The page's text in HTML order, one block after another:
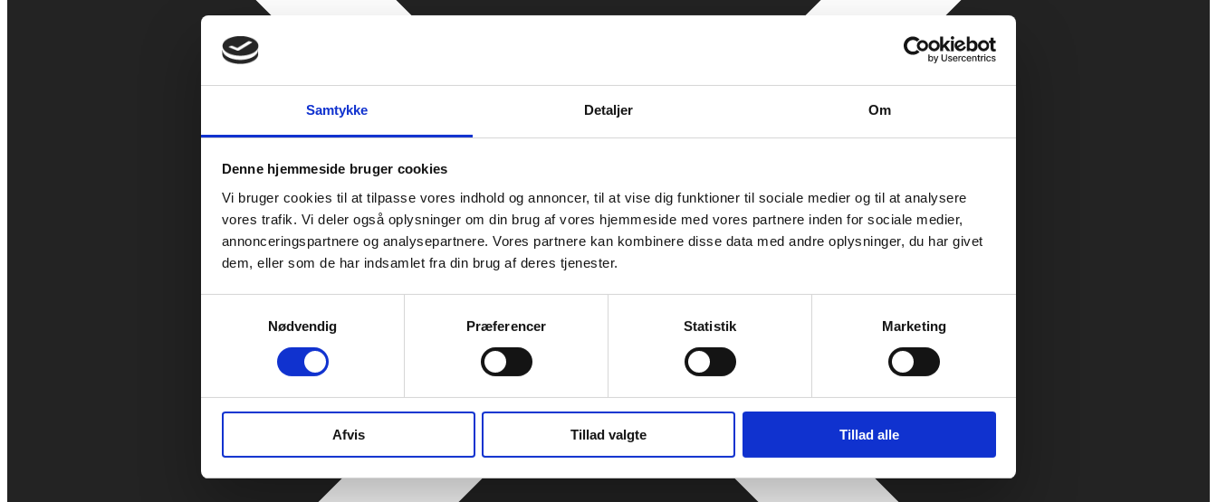
Samtykke Detaljer Om
Denne hjemmeside bruger cookies
Vi bruger cookies til at tilpasse vores indhold og annoncer, til at vise dig funktioner til sociale medier og til at analysere
vores trafik. Vi deler også oplysninger om din brug af vores hjemmeside med vores partnere inden for sociale medier,
annonceringspartnere og analysepartnere. Vores partnere kan kombinere disse data med andre oplysninger, du har givet
dem, eller som de har indsamlet fra din brug af deres tjenester.
Nødvendig
Præferencer Statistik Marketing
Afvis Tillad valgte Tillad alle